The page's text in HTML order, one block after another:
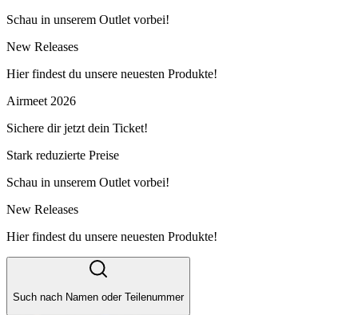
Schau in unserem Outlet vorbei!
New Releases
Hier findest du unsere neuesten Produkte!
Airmeet 2026
Sichere dir jetzt dein Ticket!
Stark reduzierte Preise
Schau in unserem Outlet vorbei!
New Releases
Hier findest du unsere neuesten Produkte!
Such nach Namen oder Teilenummer